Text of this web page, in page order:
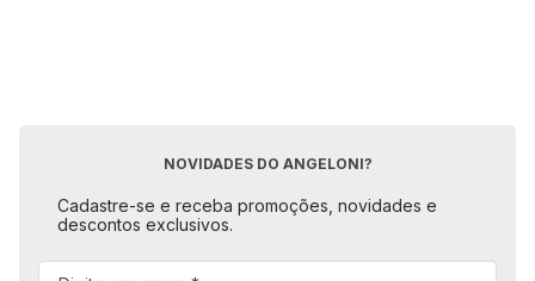
NOVIDADES DO ANGELONI?
Cadastre-se e receba promoções, novidades e
descontos exclusivos.